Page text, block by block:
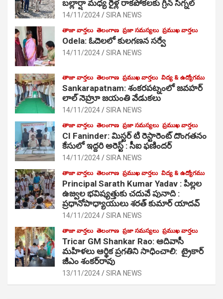
బల్లార్షా మధ్య రైళ్ల రాకపోకలకు గ్రీన్ సిగ్నల్
14/11/2024 SIRA NEWS
తాజా వార్తలు తెలంగాణ ప్రజా సమస్యలు ప్రముఖ వార్తలు
Odela: ఓదెలలో కులగణన సర్వే
14/11/2024 SIRA NEWS
తాజా వార్తలు తెలంగాణ ప్రముఖ వార్తలు విద్య & ఉద్యోగము
Sankarapatnam: శంకరపట్నంలో జవహర్
లాల్ నెహ్రూ జయంతి వేడుకలు
14/11/2024 SIRA NEWS
తాజా వార్తలు తెలంగాణ ప్రజా సమస్యలు ప్రముఖ వార్తలు
CI Faninder: మిస్టర్ టి రెస్టారెంట్ దొంగతనం
కేసులో ఇద్దరి అరెస్ట్ : సీఐ ఫణిందర్
14/11/2024 SIRA NEWS
తాజా వార్తలు తెలంగాణ ప్రముఖ వార్తలు విద్య & ఉద్యోగము
Principal Sarath Kumar Yadav : పిల్లల
ఉజ్వల భవిష్యత్తుకు చదువే పునాది :
ప్రధానోపాధ్యాయులు శరత్ కుమార్ యాదవ్
14/11/2024 SIRA NEWS
తాజా వార్తలు తెలంగాణ ప్రజా సమస్యలు ప్రముఖ వార్తలు
Tricar GM Shankar Rao: ఆదివాసీ
మహిళలు ఆర్థిక ప్రగతిని సాధించాలి: ట్రైకార్
జీఎం శంకర్‌రావు
13/11/2024 SIRA NEWS